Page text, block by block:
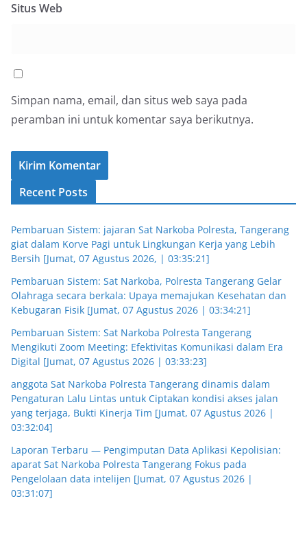
Situs Web
Simpan nama, email, dan situs web saya pada
peramban ini untuk komentar saya berikutnya.
Recent Posts
Pembaruan Sistem: jajaran Sat Narkoba Polresta, Tangerang
giat dalam Korve Pagi untuk Lingkungan Kerja yang Lebih
Bersih [Jumat, 07 Agustus 2026, | 03:35:21]
Pembaruan Sistem: Sat Narkoba, Polresta Tangerang Gelar
Olahraga secara berkala: Upaya memajukan Kesehatan dan
Kebugaran Fisik [Jumat, 07 Agustus 2026 | 03:34:21]
Pembaruan Sistem: Sat Narkoba Polresta Tangerang
Mengikuti Zoom Meeting: Efektivitas Komunikasi dalam Era
Digital [Jumat, 07 Agustus 2026 | 03:33:23]
anggota Sat Narkoba Polresta Tangerang dinamis dalam
Pengaturan Lalu Lintas untuk Ciptakan kondisi akses jalan
yang terjaga, Bukti Kinerja Tim [Jumat, 07 Agustus 2026 |
03:32:04]
Laporan Terbaru — Pengimputan Data Aplikasi Kepolisian:
aparat Sat Narkoba Polresta Tangerang Fokus pada
Pengelolaan data intelijen [Jumat, 07 Agustus 2026 |
03:31:07]